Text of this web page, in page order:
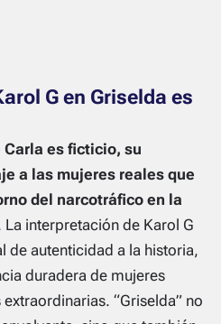
G en Griselda es
es ficticio, su
a las mujeres reales que
del narcotráfico en la
La interpretación de Karol G
de autenticidad a la historia,
duradera de mujeres
“Griselda” no